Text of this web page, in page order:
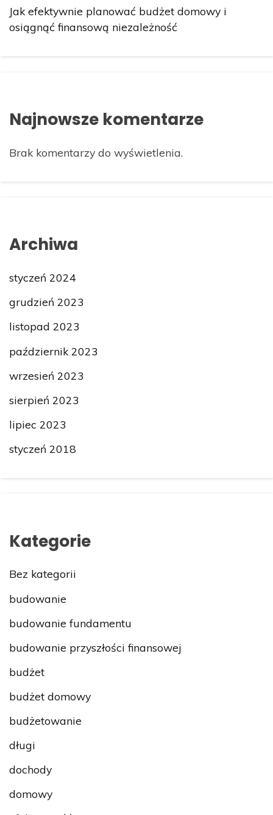
Jak efektywnie planować budżet domowy i
osiągnąć finansową niezależność
Najnowsze komentarze
Brak komentarzy do wyświetlenia.
Archiwa
styczeń 2024
grudzień 2023
listopad 2023
październik 2023
wrzesień 2023
sierpień 2023
lipiec 2023
styczeń 2018
Kategorie
Bez kategorii
budowanie
budowanie fundamentu
budowanie przyszłości finansowej
budżet
budżet domowy
budżetowanie
długi
dochody
domowy